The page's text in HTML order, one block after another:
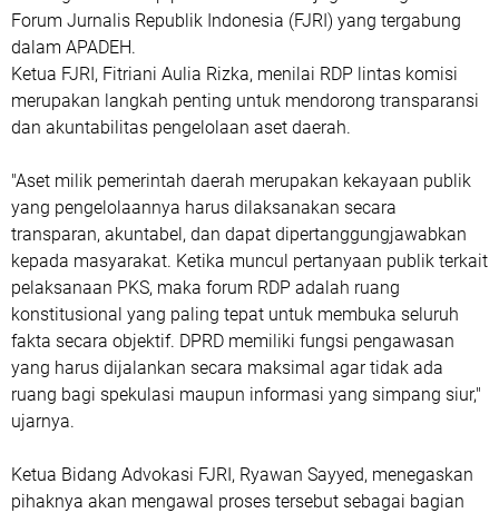
Forum Jurnalis Republik Indonesia (FJRI) yang tergabung
dalam APADEH.
Ketua FJRI, Fitriani Aulia Rizka, menilai RDP lintas komisi
merupakan langkah penting untuk mendorong transparansi
dan akuntabilitas pengelolaan aset daerah.
"Aset milik pemerintah daerah merupakan kekayaan publik
yang pengelolaannya harus dilaksanakan secara
transparan, akuntabel, dan dapat dipertanggungjawabkan
kepada masyarakat. Ketika muncul pertanyaan publik terkait
pelaksanaan PKS, maka forum RDP adalah ruang
konstitusional yang paling tepat untuk membuka seluruh
fakta secara objektif. DPRD memiliki fungsi pengawasan
yang harus dijalankan secara maksimal agar tidak ada
ruang bagi spekulasi maupun informasi yang simpang siur,"
ujarnya.
Ketua Bidang Advokasi FJRI, Ryawan Sayyed, menegaskan
pihaknya akan mengawal proses tersebut sebagai bagian